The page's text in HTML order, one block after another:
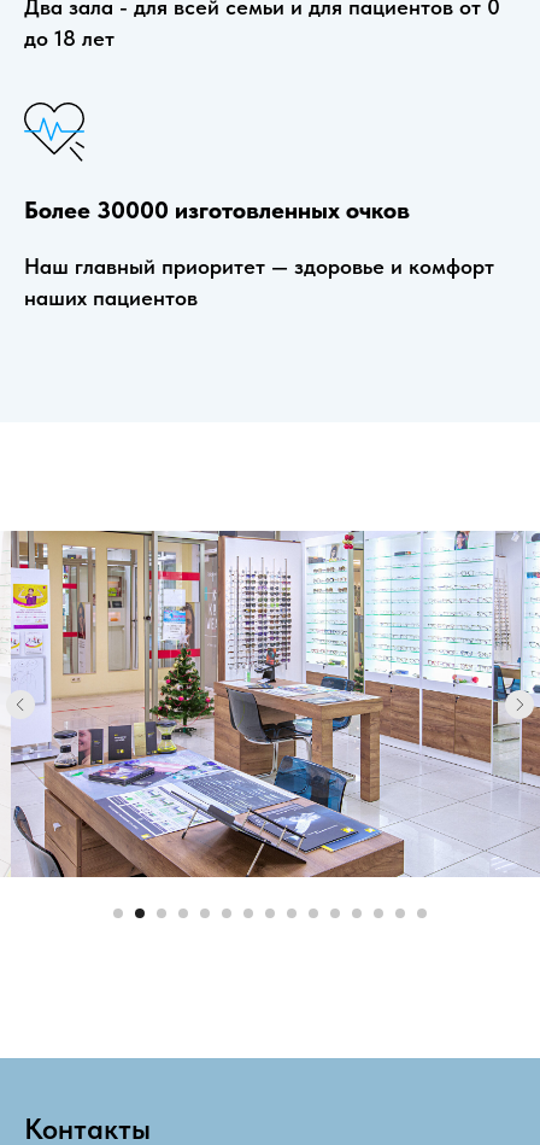
Два зала - для всей семьи и для пациентов от 0
до 18 лет
Более 30000 изготовленных очков
Наш главный приоритет — здоровье и комфорт
наших пациентов
Контакты